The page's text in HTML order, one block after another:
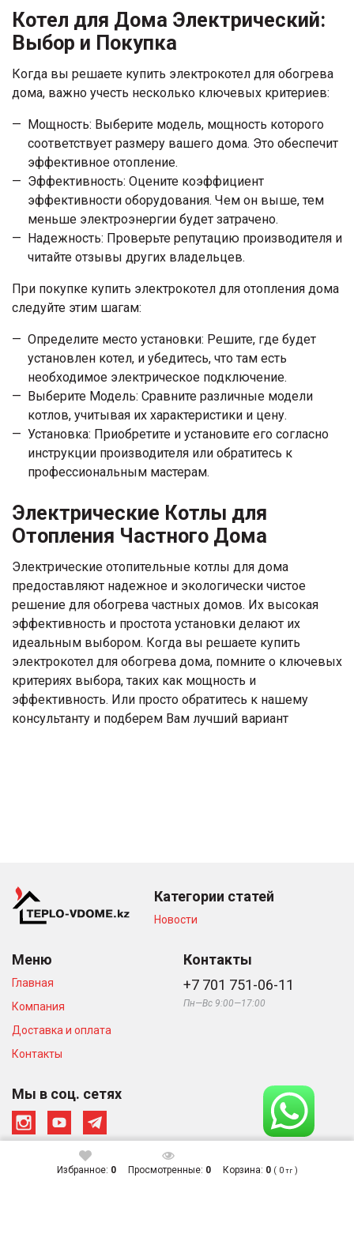
Избранное: 0 Просмотренные: 0 Корзина: 0 ( 0тг)
Котел для Дома Электрический:
Выбор и Покупка
Когда вы решаете купить электрокотел для обогрева
дома, важно учесть несколько ключевых критериев:
Мощность: Выберите модель, мощность которого
соответствует размеру вашего дома. Это обеспечит
эффективное отопление.
Эффективность: Оцените коэффициент
эффективности оборудования. Чем он выше, тем
меньше электроэнергии будет затрачено.
Надежность: Проверьте репутацию производителя и
читайте отзывы других владельцев.
При покупке купить электрокотел для отопления дома
следуйте этим шагам:
Определите место установки: Решите, где будет
установлен котел, и убедитесь, что там есть
необходимое электрическое подключение.
Выберите Модель: Сравните различные модели
котлов, учитывая их характеристики и цену.
Установка: Приобретите и установите его согласно
инструкции производителя или обратитесь к
профессиональным мастерам.
Электрические Котлы для
Отопления Частного Дома
Электрические отопительные котлы для дома
предоставляют надежное и экологически чистое
решение для обогрева частных домов. Их высокая
эффективность и простота установки делают их
идеальным выбором. Когда вы решаете купить
электрокотел для обогрева дома, помните о ключевых
критериях выбора, таких как мощность и
эффективность. Или просто обратитесь к нашему
консультанту и подберем Вам лучший вариант
Категории статей
Новости
Меню
Главная
Компания
Доставка и оплата
Контакты
Контакты
+7 701 751-06-11
Пн—Вс 9:00—17:00
Мы в соц. сетях